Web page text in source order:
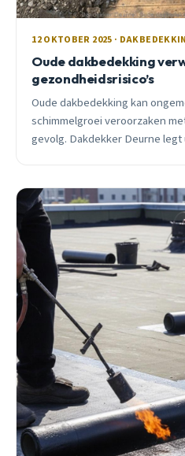
12 OKTOBER 2025 ·
Oude dakbedekking
gezondheidsrisico’s
Oude dakbedekking kan
schimmelgroei veroorzaken
gevolg. Dakdekker Deurne